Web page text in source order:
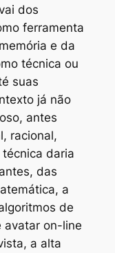
dos
ferramenta
e da
técnica ou
suas
já não
antes
racional,
daria
, das
a
de
avatar on-line
a alta